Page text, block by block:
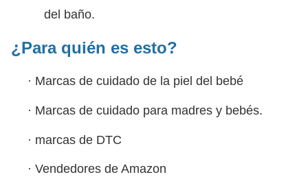
del baño.
¿Para quién es esto?
· Marcas de cuidado de la piel del bebé
· Marcas de cuidado para madres y bebés.
· marcas de DTC
· Vendedores de Amazon